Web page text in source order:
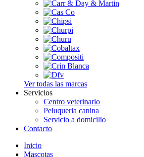
Ver todas las marcas
Servicios
Centro veterinario
Peluqueria canina
Servicio a domicilio
Contacto
Inicio
Mascotas